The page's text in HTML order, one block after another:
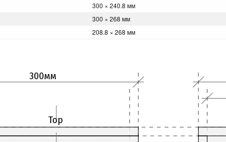
300 × 240.8 мм
300 × 268 мм
208.8 × 268 мм
300мм
Top